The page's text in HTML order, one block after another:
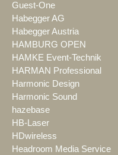
Guest-One
Habegger AG
Habegger Austria
HAMBURG OPEN
HAMKE Event-Technik
HARMAN Professional
Harmonic Design
Harmonic Sound
hazebase
HB-Laser
HDwireless
Headroom Media Service